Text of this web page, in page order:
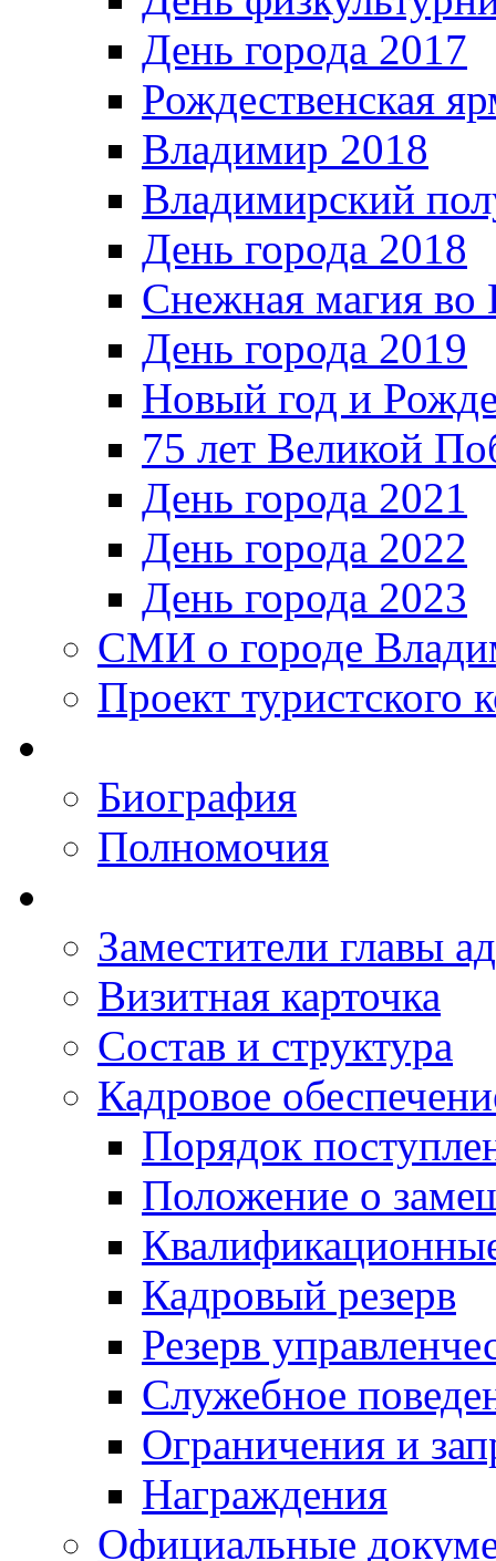
День города 2017
Рождественская
Владимир 2018
Владимирский
День города 2018
Снежная магия во
День города 2019
Новый год и
75 лет Великой
День города 2021
День города 2022
День города 2023
СМИ о городе
Проект туристского
Биография
Полномочия
Заместители главы
Визитная карточка
Состав и структура
Кадровое
Порядок
Положение о
Кадровый резерв
Резерв
Служебное
Ограничения и
Награждения
Официальные